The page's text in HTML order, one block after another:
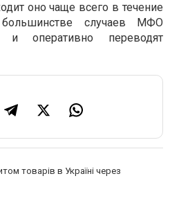
оно чаще всего в течение
случаев МФО
и оперативно переводят
товарів в Україні через